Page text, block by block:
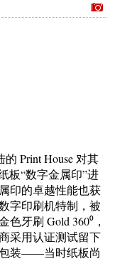
Print House 对其
板“数字金属印”进
印的卓越性能也获
字印刷机特制，被
牙刷 Gold 360⁰，
采用认证测试留下
包装——当时纸板尚